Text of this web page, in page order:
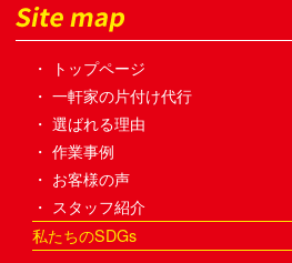
・ トップページ
・ 一軒家の片付け代行
・ 選ばれる理由
・ 作業事例
・ お客様の声
・ スタッフ紹介
私たちのSDGs